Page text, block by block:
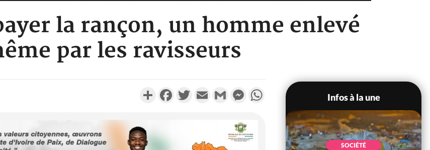
la rançon, un homme enlevé
par les ravisseurs
PartagerFacebookTwitterEmail Gmail MessengerWhatsApp
Infos à la une
POLITIQUE SOCIÉTÉ